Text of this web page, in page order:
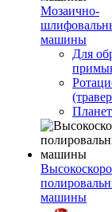
Мозаично-
машины
Для
машины